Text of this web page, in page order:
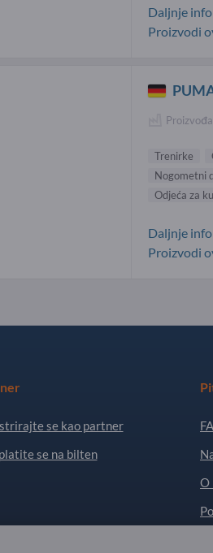
Daljnje
Proizvodi
Trenirke
Nogometni
Odjeća za
Daljnje
Proizvodi
se kao partner
se na bilten
O